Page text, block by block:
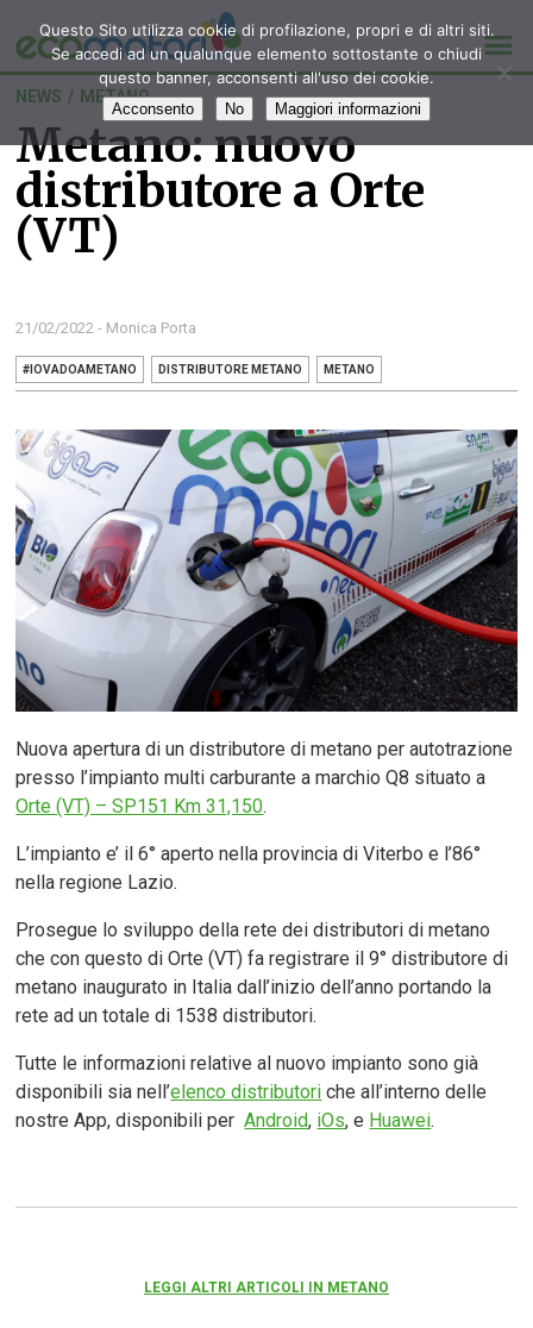
NEWS / METANO
Metano: nuovo
distributore a Orte
(VT)
21/02/2022 - Monica Porta
#IOVADOAMETANO DISTRIBUTORE METANO METANO
Nuova apertura di un distributore di metano per autotrazione
presso l’impianto multi carburante a marchio Q8 situato a
Orte (VT) – SP151 Km 31,150.
L’impianto e’ il 6° aperto nella provincia di Viterbo e l’86°
nella regione Lazio.
Prosegue lo sviluppo della rete dei distributori di metano
che con questo di Orte (VT) fa registrare il 9° distributore di
metano inaugurato in Italia dall’inizio dell’anno portando la
rete ad un totale di 1538 distributori.
Tutte le informazioni relative al nuovo impianto sono già
disponibili sia nell’elenco distributori che all’interno delle
nostre App, disponibili perAndroid, iOs, e Huawei.
LEGGI ALTRI ARTICOLI IN METANO
Questo Sito utilizza cookie di profilazione, propri e di altri siti.
Se accedi ad un qualunque elemento sottostante o chiudi
questo banner, acconsenti all'uso dei cookie.
Acconsento No Maggiori informazioni